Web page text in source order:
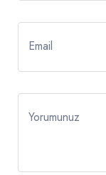
Email
Yorumunuz